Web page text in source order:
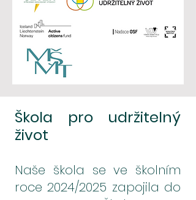
Škola pro udržitelný
život
Naše škola se ve školním
roce 2024/2025 zapojila do